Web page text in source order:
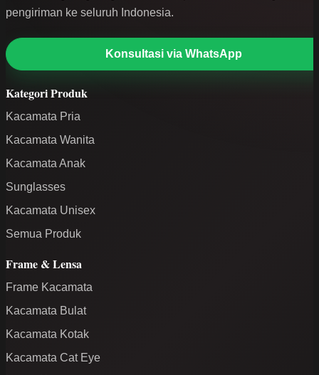
pengiriman ke seluruh Indonesia.
Konsultasi via WhatsApp
Kategori Produk
Kacamata Pria
Kacamata Wanita
Kacamata Anak
Sunglasses
Kacamata Unisex
Semua Produk
Frame & Lensa
Frame Kacamata
Kacamata Bulat
Kacamata Kotak
Kacamata Cat Eye